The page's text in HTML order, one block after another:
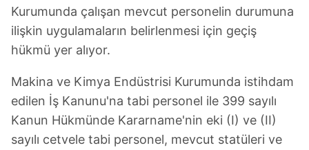
Kurumunda çalışan mevcut personelin durumuna
ilişkin uygulamaların belirlenmesi için geçiş
hükmü yer alıyor.
Makina ve Kimya Endüstrisi Kurumunda istihdam
edilen İş Kanunu'na tabi personel ile 399 sayılı
Kanun Hükmünde Kararname'nin eki (I) ve (II)
sayılı cetvele tabi personel, mevcut statüleri ve